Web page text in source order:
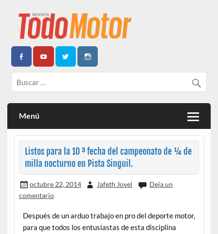
Todo Motor | Centroamérica
Menú
Listos para la 10 ª fecha del campeonato de ¼ de
milla nocturno en Pista Singuil.
octubre 22, 2014 Jafeth Jovel
Deja un
comentario
Después de un arduo trabajo en pro del deporte motor,
para que todos los entusiastas de esta disciplina